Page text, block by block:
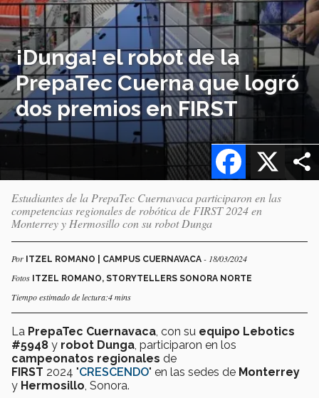
¡Dunga! el robot de la
PrepaTec Cuerna que logró
dos premios en FIRST
X
Facebook
Estudiantes de la PrepaTec Cuernavaca participaron en las
competencias regionales de robótica de FIRST 2024 en
Monterrey y Hermosillo con su robot Dunga
Por ITZEL ROMANO | CAMPUS CUERNAVACA - 18/03/2024
Fotos ITZEL ROMANO, STORYTELLERS SONORA NORTE
Tiempo estimado de lectura:4 mins
La PrepaTec Cuernavaca , con su equipo Lebotics
#5948 y robot Dunga , participaron en los
campeonatos regionales de
FIRST 2024 "CRESCENDO" en las sedes de Monterrey
y Hermosillo , Sonora.